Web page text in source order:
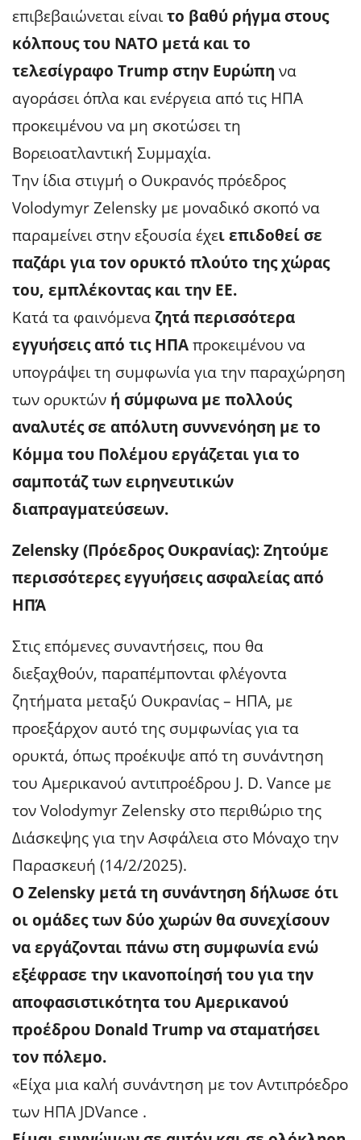
επιβεβαιώνεται είναιτο βαθύ ρήγμα στους
κόλπους του ΝΑΤΟ μετά και το
τελεσίγραφο Trump στην Ευρώπη να
αγοράσει όπλα και ενέργεια από τις ΗΠΑ
προκειμένου να μη σκοτώσει τη
Βορειοατλαντική Συμμαχία.
Την ίδια στιγμή ο Ουκρανός πρόεδρος
Volodymyr Zelensky με μοναδικό σκοπό να
παραμείνει στην εξουσία έχει επιδοθεί σε
παζάρι για τον ορυκτό πλούτο της χώρας
του, εμπλέκοντας και την ΕΕ.
Κατά τα φαινόμεναζητά περισσότερα
εγγυήσεις από τις ΗΠΑπροκειμένου να
υπογράψει τη συμφωνία για την παραχώρηση
των ορυκτών ή σύμφωνα με πολλούς
αναλυτές σε απόλυτη συννενόηση με το
Κόμμα του Πολέμου εργάζεται για το
σαμποτάζ των ειρηνευτικών
διαπραγματεύσεων.
Zelensky (Πρόεδρος Ουκρανίας): Ζητούμε
περισσότερες εγγυήσεις ασφαλείας από
ΗΠΆ
Στις επόμενες συναντήσεις, που θα
διεξαχθούν, παραπέμπονται φλέγοντα
ζητήματα μεταξύ Ουκρανίας – ΗΠΑ, με
προεξάρχον αυτό της συμφωνίας για τα
ορυκτά, όπως προέκυψε από τη συνάντηση
του Αμερικανού αντιπροέδρου J. D. Vance με
τον Volodymyr Zelensky στο περιθώριο της
Διάσκεψης για την Ασφάλεια στο Μόναχο την
Παρασκευή (14/2/2025).
O Zelensky μετά τη συνάντηση δήλωσε ότι
οι ομάδες των δύο χωρών θα συνεχίσουν
να εργάζονται πάνω στη συμφωνία ενώ
εξέφρασε την ικανοποίησή του για την
αποφασιστικότητα του Αμερικανού
προέδρου Donald Trump να σταματήσει
τον πόλεμο.
«Είχα μια καλή συνάντηση με τον Αντιπρόεδρο
των ΗΠΑ JDVance .